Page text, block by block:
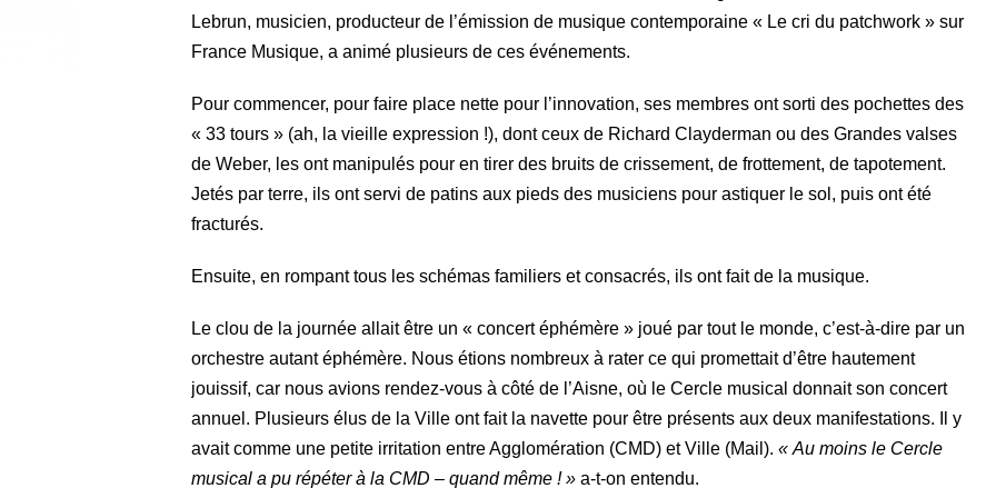
Lebrun, musicien, producteur de l’émission de musique contemporaine « Le cri du patchwork » sur
France Musique, a animé plusieurs de ces événements.
Pour commencer, pour faire place nette pour l’innovation, ses membres ont sorti des pochettes des
« 33 tours » (ah, la vieille expression !), dont ceux de Richard Clayderman ou des Grandes valses
de Weber, les ont manipulés pour en tirer des bruits de crissement, de frottement, de tapotement.
Jetés par terre, ils ont servi de patins aux pieds des musiciens pour astiquer le sol, puis ont été
fracturés.
Ensuite, en rompant tous les schémas familiers et consacrés, ils ont fait de la musique.
Le clou de la journée allait être un « concert éphémère » joué par tout le monde, c’est-à-dire par un
orchestre autant éphémère. Nous étions nombreux à rater ce qui promettait d’être hautement
jouissif, car nous avions rendez-vous à côté de l’Aisne, où le Cercle musical donnait son concert
annuel. Plusieurs élus de la Ville ont fait la navette pour être présents aux deux manifestations. Il y
avait comme une petite irritation entre Agglomération (CMD) et Ville (Mail). « Au moins le Cercle
musical a pu répéter à la CMD – quand même ! » a-t-on entendu.